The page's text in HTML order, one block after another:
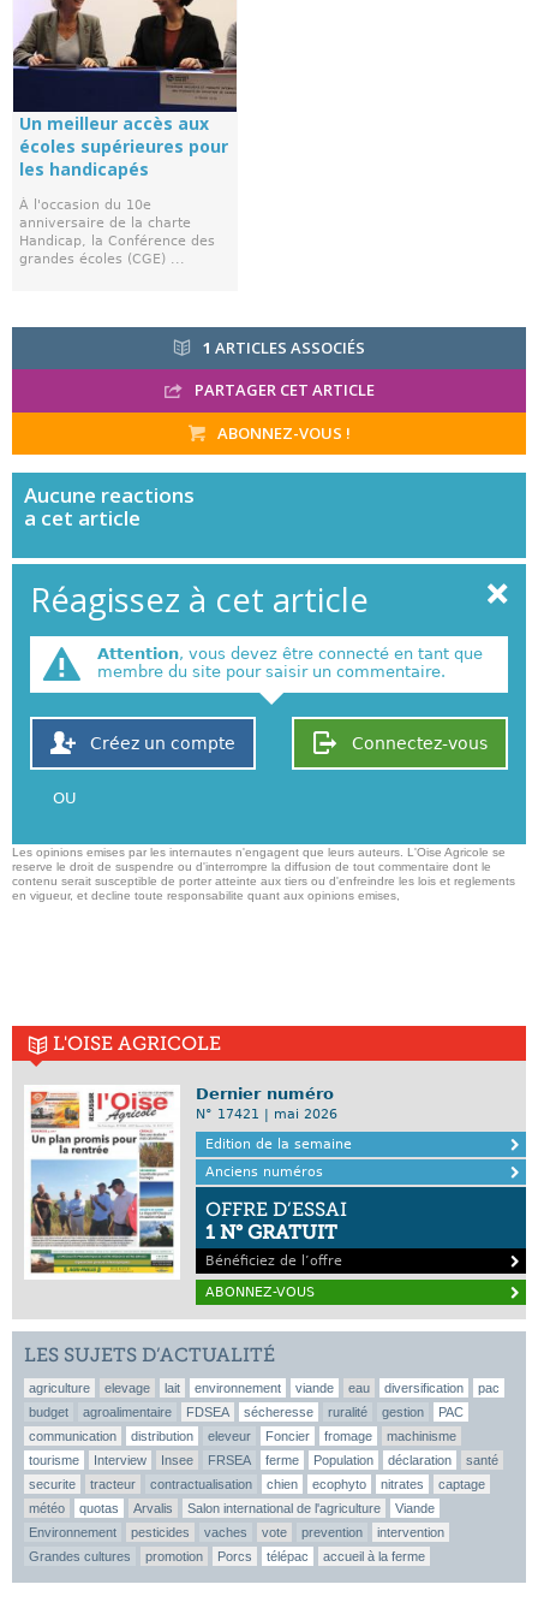
Un meilleur accès aux
écoles supérieures pour
les handicapés
À l'occasion du 10e
anniversaire de la charte
Handicap, la Conférence des
grandes écoles (CGE) ...
1 ARTICLES ASSOCIÉS
PARTAGER CET ARTICLE
ABONNEZ-VOUS !
Aucune reactions
a cet article
Réagissez à cet article
Attention, vous devez être connecté en tant que
membre du site pour saisir un commentaire.
Connectez-vous
Créez un compte
OU
Les opinions emises par les internautes n'engagent que leurs auteurs. L'Oise Agricole se
reserve le droit de suspendre ou d'interrompre la diffusion de tout commentaire dont le
contenu serait susceptible de porter atteinte aux tiers ou d'enfreindre les lois et reglements
en vigueur, et decline toute responsabilite quant aux opinions emises,
L'OISE AGRICOLE
Dernier numéro
N° 17421 | mai 2026
Edition de la semaine
Anciens numéros
OFFRE D’ESSAI
1 N° GRATUIT
Bénéficiez de l’offre
ABONNEZ-VOUS
LES SUJETS D’ACTUALITÉ
agriculture elevage lait environnement viande eau diversification
pac
budget
agroalimentaire FDSEA sécheresse ruralité gestion
PAC
communication
distribution eleveur Foncier fromage
machinisme
tourisme
Interview Insee FRSEA ferme Population déclaration
santé
securite
tracteur contractualisation chien ecophyto nitrates
captage
météo
quotas Arvalis Salon international de l'agriculture
Viande
Environnement
pesticides vaches vote prevention
intervention
Grandes cultures
promotion Porcs télépac accueil à la ferme